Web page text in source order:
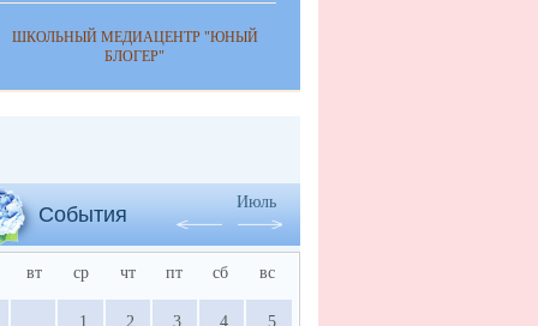
ШКОЛЬНЫЙ МЕДИАЦЕНТР "ЮНЫЙ
БЛОГЕР"
События
Июль
вт ср чт пт сб вс
1 2 3 4 5